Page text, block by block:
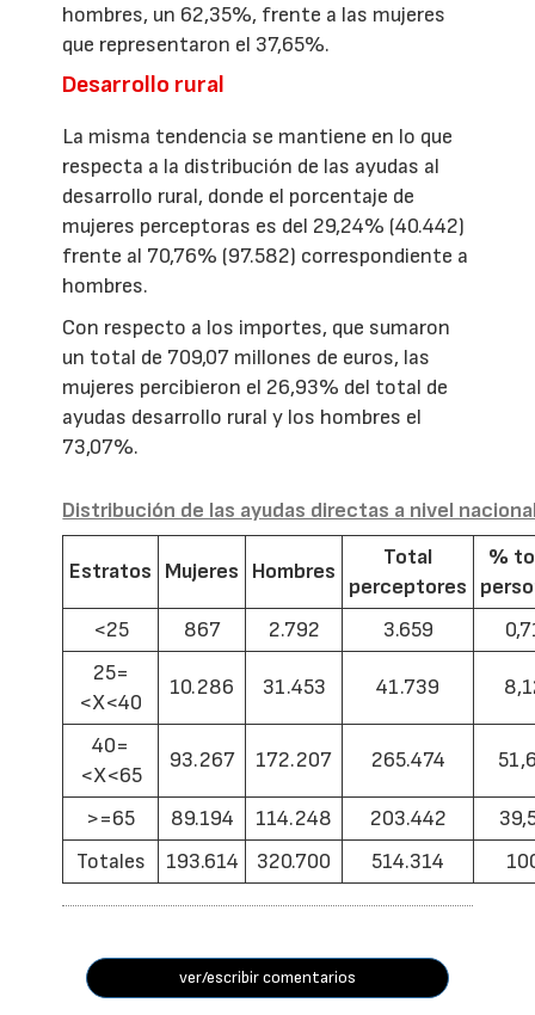
hombres, un 62,35%, frente a las mujeres
que representaron el 37,65%.
Desarrollo rural
La misma tendencia se mantiene en lo que
respecta a la distribución de las ayudas al
desarrollo rural, donde el porcentaje de
mujeres perceptoras es del 29,24% (40.442)
frente al 70,76% (97.582) correspondiente a
hombres.
Con respecto a los importes, que sumaron
un total de 709,07 millones de euros, las
mujeres percibieron el 26,93% del total de
ayudas desarrollo rural y los hombres el
73,07%.
Distribución de las ayudas directas a nivel
Estratos Mujeres Hombres
Total
perceptores
%
<25
867 2.792 3.659
25=
<X<40
10.286 31.453 41.739
40=
<X<65
93.267 172.207 265.474
>=65 89.194 114.248 203.442
Totales
193.614 320.700 514.314
ver/escribir comentarios